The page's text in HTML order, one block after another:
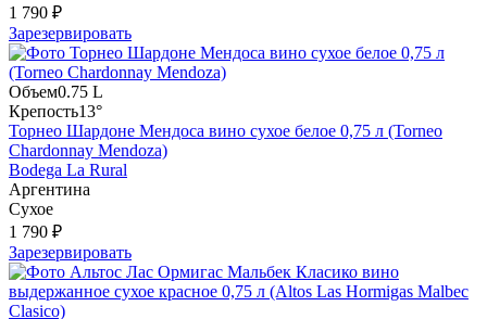
1 790 ₽
Зарезервировать
Объем0.75 L
Крепость13°
Торнео Шардоне Мендоса вино сухое белое 0,75 л (Torneo
Chardonnay Mendoza)
Bodega La Rural
Аргентина
Сухое
1 790 ₽
Зарезервировать